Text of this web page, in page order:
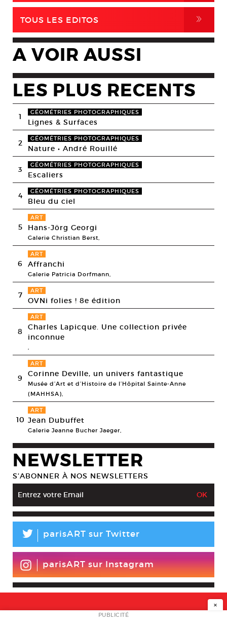
TOUS LES EDITOS ,
A VOIR AUSSI
LES PLUS RECENTS
1 GÉOMÉTRIES PHOTOGRAPHIQUES
Lignes & Surfaces
2 GÉOMÉTRIES PHOTOGRAPHIQUES
Nature • André Rouillé
3 GÉOMÉTRIES PHOTOGRAPHIQUES
Escaliers
4 GÉOMÉTRIES PHOTOGRAPHIQUES
Bleu du ciel
5
ART
Hans-Jörg Georgi
Galerie Christian Berst,
6
ART
Affranchi
Galerie Patricia Dorfmann,
7 ART
OVNi folies ! 8e édition
8
ART
Charles Lapicque. Une collection privée
inconnue
,
9
ART
Corinne Deville, un univers fantastique
Musée d’Art et d’Histoire de l’Hôpital Sainte-Anne
(MAHHSA),
10
ART
Jean Dubuffet
Galerie Jeanne Bucher Jaeger,
NEWSLETTER
S’ABONNER À NOS NEWSLETTERS
L parisART sur Twitter
parisART sur Instagram
NEWSLETTER
×
PUBLICITÉ